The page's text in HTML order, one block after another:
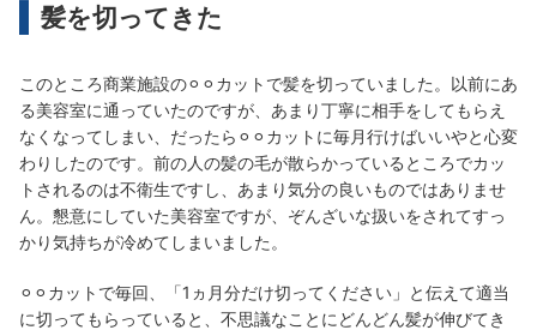
髪を切ってきた
このところ商業施設の⚪︎⚪︎カットで髪を切っていました。以前にあ
る美容室に通っていたのですが、あまり丁寧に相手をしてもらえ
なくなってしまい、だったら⚪︎⚪︎カットに毎月行けばいいやと心変
わりしたのです。前の人の髪の毛が散らかっているところでカッ
トされるのは不衛生ですし、あまり気分の良いものではありませ
ん。懇意にしていた美容室ですが、ぞんざいな扱いをされてすっ
かり気持ちが冷めてしまいました。
⚪︎⚪︎カットで毎回、「1ヵ月分だけ切ってください」と伝えて適当
に切ってもらっていると、不思議なことにどんどん髪が伸びてき